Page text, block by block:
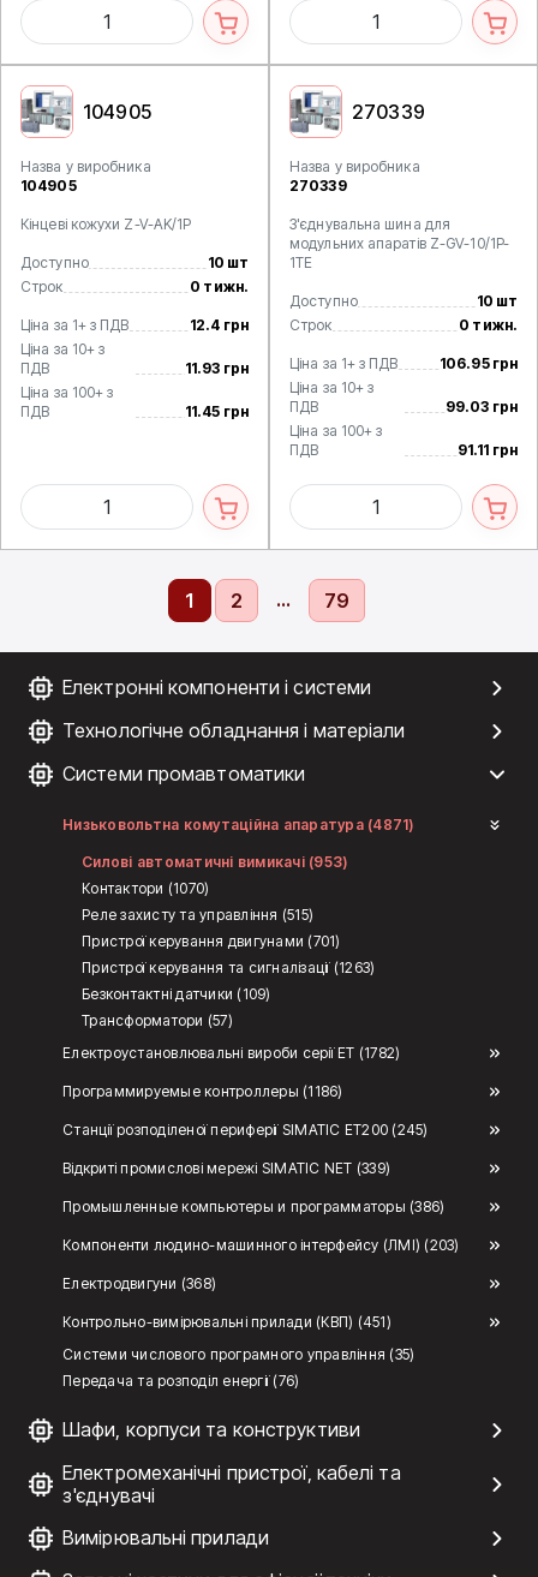
Електронні компоненти і системи
Технологічне обладнання і матеріали
Системи промавтоматики
Низьковольтна комутаційна апаратура (4871)
Силові автоматичні вимикачі (953)
Контактори (1070)
Реле захисту та управління (515)
Пристрої керування двигунами (701)
Пристрої керування та сигналізації (1263)
Безконтактні датчики (109)
Трансформатори (57)
Електроустановлювальні вироби серії ЕТ (1782)
Программируемые контроллеры (1186)
Станції розподіленої периферії SIMATIC ET200 (245)
Відкриті промислові мережі SIMATIC NET (339)
Промышленные компьютеры и программаторы (386)
Компоненти людино-машинного інтерфейсу (ЛМІ) (203)
Електродвигуни (368)
Контрольно-вимірювальні прилади (КВП) (451)
Системи числового програмного управління (35)
Передача та розподіл енергії (76)
Шафи, корпуси та конструктиви
Електромеханічні пристрої, кабелі та
з'єднувачі
Вимірювальні прилади
104905
Назва у виробника
104905
Кінцеві кожухи Z-V-AK/1P
Доступно
10 шт
Строк
0 тижн.
Ціна за 1+ з ПДВ
12.4 грн
Ціна за 10+ з
ПДВ
11.93 грн
Ціна за 100+ з
ПДВ
11.45 грн
270339
Назва у виробника
270339
З'єднувальна шина для
модульних апаратів Z-GV-10/1P-
1TE
Доступно
10 шт
Строк
0 тижн.
Ціна за 1+ з ПДВ
106.95 грн
Ціна за 10+ з
ПДВ
99.03 грн
Ціна за 100+ з
ПДВ
91.11 грн
1 2 ... 79